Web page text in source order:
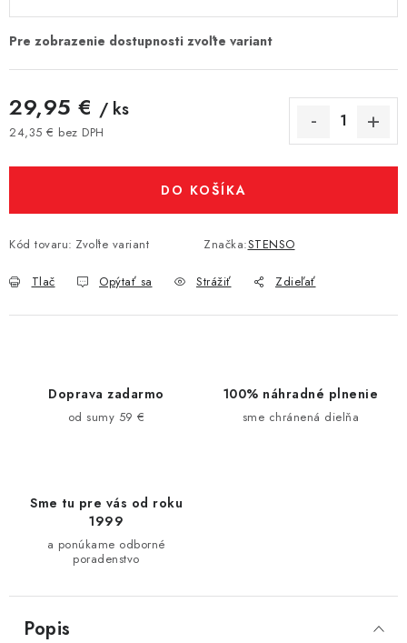
29,95 € / ks
24,35 € bez DPH
DO KOŠÍKA
Kód tovaru: Zvoľte variant Značka:STENSO
Tlač Opýtať sa Strážiť Zdieľať
Doprava zadarmo
od sumy 59 €
100% náhradné plnenie
sme chránená dielňa
Sme tu pre vás od roku
1999
a ponúkame odborné
poradenstvo
Popis